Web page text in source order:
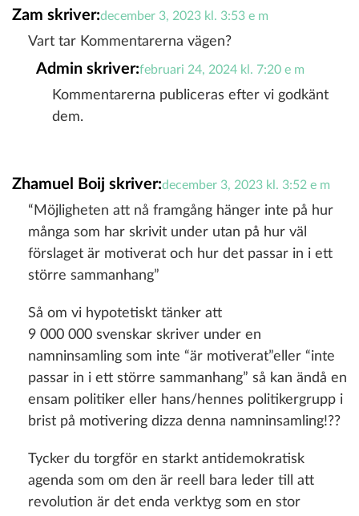
Zam skriver:december 3, 2023 kl. 3:53 e m
Vart tar Kommentarerna vägen?
Admin skriver:februari 24, 2024 kl. 7:20 e m
Kommentarerna publiceras efter vi godkänt
dem.
Zhamuel Boij skriver:december 3, 2023 kl. 3:52 e m
“Möjligheten att nå framgång hänger inte på hur
många som har skrivit under utan på hur väl
förslaget är motiverat och hur det passar in i ett
större sammanhang”
Så om vi hypotetiskt tänker att
9 000 000 svenskar skriver under en
namninsamling som inte “är motiverat”eller “inte
passar in i ett större sammanhang” så kan ändå en
ensam politiker eller hans/hennes politikergrupp i
brist på motivering dizza denna namninsamling!??
Tycker du torgför en starkt antidemokratisk
agenda som om den är reell bara leder till att
revolution är det enda verktyg som en stor